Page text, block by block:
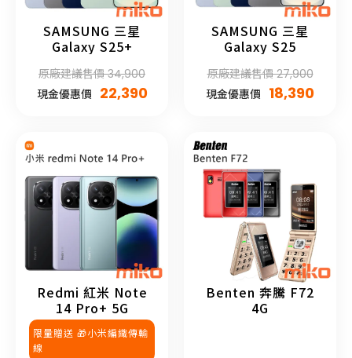
SAMSUNG 三星
Galaxy S25+
原廠建議售價 34,900
現金優惠價 22,390
SAMSUNG 三星
Galaxy S25
原廠建議售價 27,900
現金優惠價 18,390
Redmi 紅米 Note
14 Pro+ 5G
限量贈送 🎁小米編織傳輸
線
Benten 奔騰 F72
4G